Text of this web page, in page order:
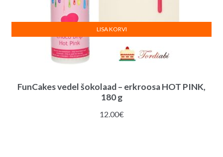
FunCakes vedel šokolaad – erkroosa HOT PINK,
180 g
12.00€
LISA KORVI